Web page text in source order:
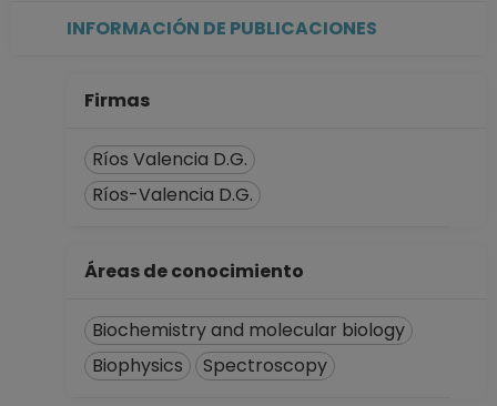
hasta 30-11-2025
INFORMACIÓN DE PUBLICACIONES
Firmas
Ríos Valencia D.G.
Ríos-Valencia D.G.
Áreas de conocimiento
Biochemistry and molecular biology
Biophysics
Spectroscopy